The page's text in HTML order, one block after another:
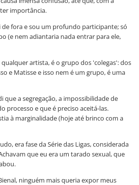
importância.
fora e sou um profundo participante; só
(e nem adiantaria nada entrar para ele,
artista, é o grupo dos 'colegas': dos
e Matisse e isso nem é um grupo, é uma
a segregação, a impossibilidade de
processo e que é preciso aceitá-las.
à marginalidade (hoje até brinco com a
era fase da Série das Ligas, considerada
que eu era um tarado sexual, que
ninguém mais queria expor meus